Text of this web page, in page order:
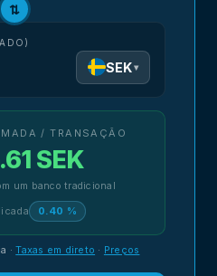
⇅
SEK▾
/ TRANSAÇÃO
SEK
um banco tradicional
0.40 %
·Taxas em direto · Preços